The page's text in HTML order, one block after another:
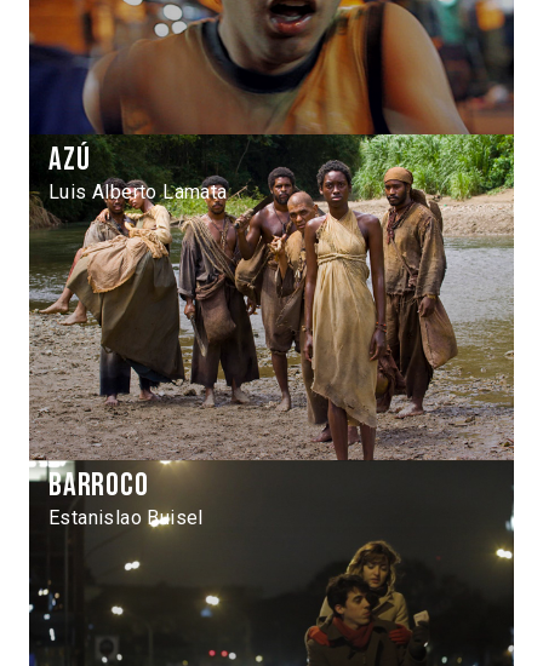
Azú
Luis Alberto Lamata
Barroco
Estanislao Buisel